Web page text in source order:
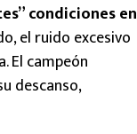
condiciones en
el ruido excesivo
El campeón
descanso,